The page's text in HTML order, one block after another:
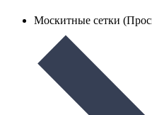
Москитные сетки